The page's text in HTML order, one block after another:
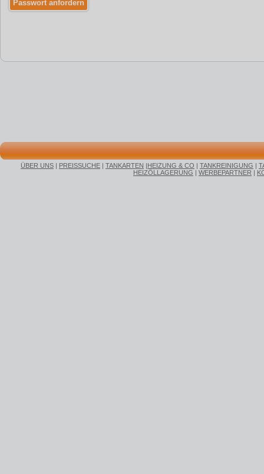
ÜBER UNS | PREISSUCHE | TANKARTEN |HEIZUNG & CO | TANKREINIGUNG |
HEIZÖLLAGERUNG | WERBEPARTNER |